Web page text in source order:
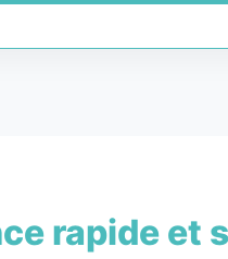
rapide et